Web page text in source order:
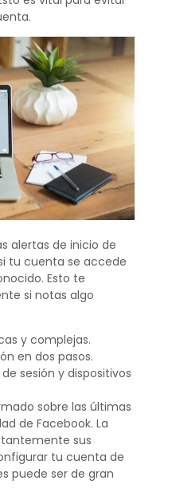
alertas de inicio de
tu cuenta se accede
Esto te
si notas algo
y complejas.
en dos pasos.
sesión y dispositivos
sobre las últimas
de Facebook. La
sus
tu cuenta de
puede ser de gran